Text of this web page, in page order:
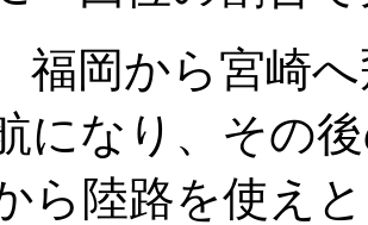
福岡から宮崎
になり、その
ら陸路を使え